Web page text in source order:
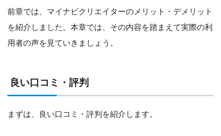
前章では、マイナビクリエイターのメリット・デメリット
を紹介しました。本章では、その内容を踏まえて実際の利
用者の声を見ていきましょう。
良い口コミ・評判
まずは、良い口コミ・評判を紹介します。